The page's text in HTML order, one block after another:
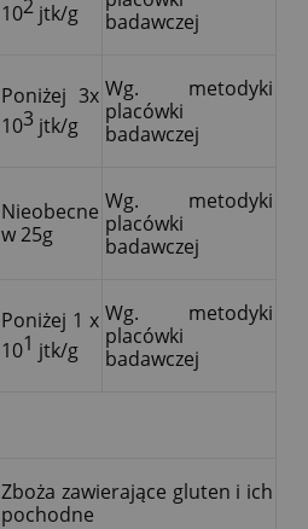
102 jtk/g
badawczej
Poniżej 3x
103 jtk/g
Wg. metodyki
placówki
badawczej
Nieobecne
w 25g
Wg. metodyki
placówki
badawczej
Poniżej 1 x
101 jtk/g
Wg. metodyki
placówki
badawczej
Zboża zawierające gluten i ich
pochodne